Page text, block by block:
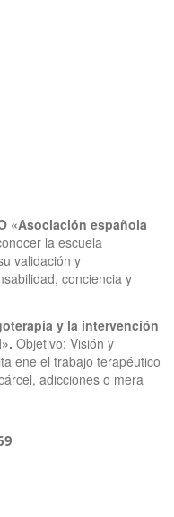
«Asociación española
la escuela
validación y
conciencia y
y la intervención
Objetivo: Visión y
ene el trabajo terapéutico
adicciones o mera